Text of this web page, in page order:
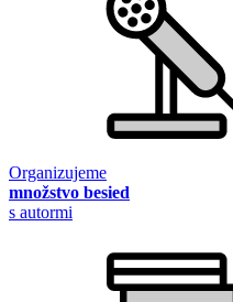
Organizujeme
množstvo besied
s autormi